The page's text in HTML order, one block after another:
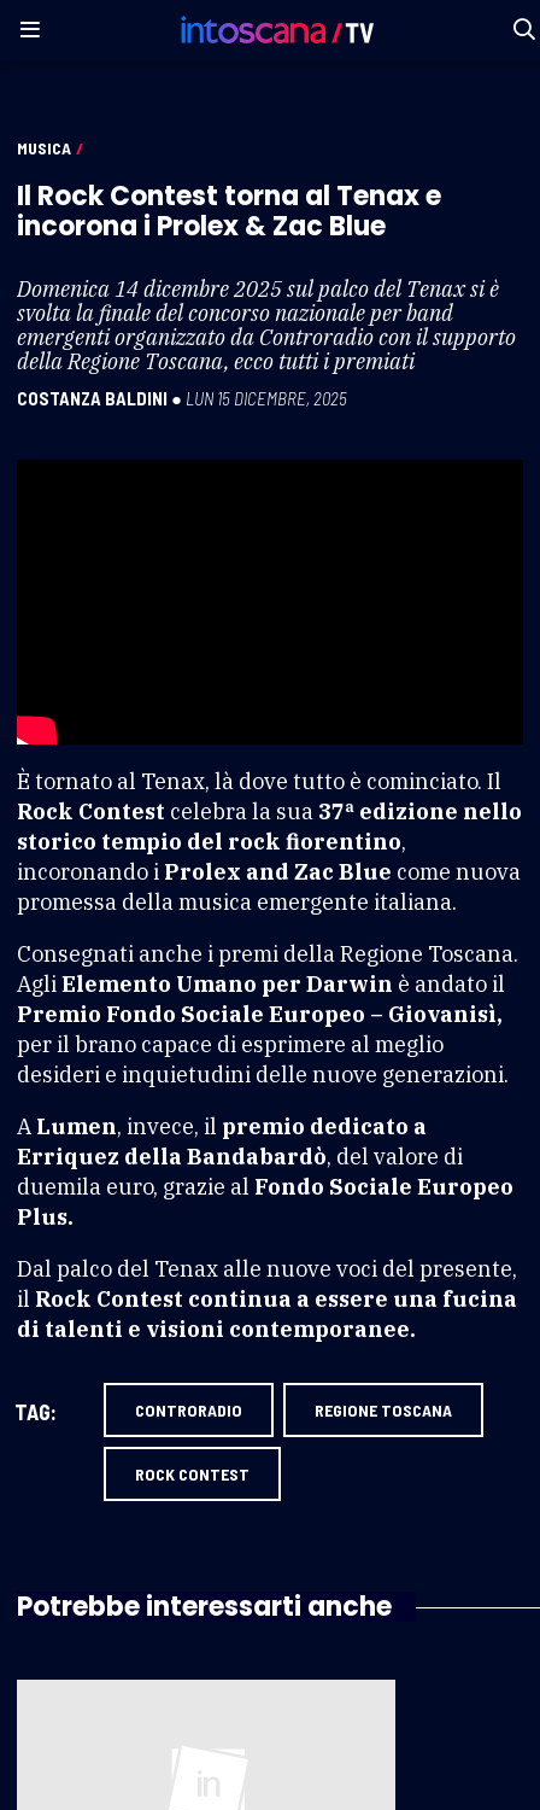
MUSICA /
Il Rock Contest torna al Tenax e
incorona i Prolex & Zac Blue
Domenica 14 dicembre 2025 sul palco del Tenax si è
svolta la finale del concorso nazionale per band
emergenti organizzato da Controradio con il supporto
della Regione Toscana, ecco tutti i premiati
COSTANZA BALDINI ● LUN 15 DICEMBRE, 2025
È tornato al Tenax, là dove tutto è cominciato. Il
Rock Contest celebra la sua 37ª edizione nello
storico tempio del rock fiorentino,
incoronando i Prolex and Zac Blue come nuova
promessa della musica emergente italiana.
Consegnati anche i premi della Regione Toscana.
AgliElemento Umano per Darwin è andato il
Premio Fondo Sociale Europeo – Giovanisì,
per il brano capace di esprimere al meglio
desideri e inquietudini delle nuove generazioni.
A Lumen, invece, il premio dedicato a
Erriquez della Bandabardò, del valore di
duemila euro, grazie al Fondo Sociale Europeo
Plus.
Dal palco del Tenax alle nuove voci del presente,
il Rock Contest continua a essere una fucina
di talenti e visioni contemporanee.
TAG: CONTRORADIO REGIONE TOSCANA
ROCK CONTEST
Potrebbe interessarti anche